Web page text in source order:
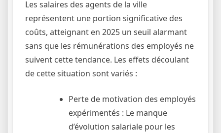
Les salaires des agents de la ville
représentent une portion significative des
coûts, atteignant en 2025 un seuil alarmant
sans que les rémunérations des employés ne
suivent cette tendance. Les effets découlant
de cette situation sont variés :
Perte de motivation des employés
expérimentés : Le manque
d’évolution salariale pour les